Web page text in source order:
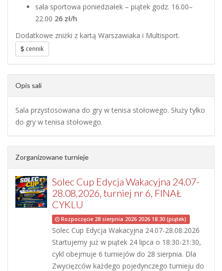
sala sportowa poniedziałek – piątek godz. 16.00–
22.00 26 zł/h
Dodatkowe zniżki z kartą Warszawiaka i Multisport.
cennik
Opis sali
Sala przystosowana do gry w tenisa stołowego. Służy tylko
do gry w tenisa stołowego.
Zorganizowane turnieje
Solec Cup Edycja Wakacyjna 24.07-
28.08.2026, turniej nr 6, FINAŁ
CYKLU
Rozpoczęcie 28 sierpnia 2026 2026 18:30 (piątek)
Solec Cup Edycja Wakacyjna 24.07-28.08.2026
Startujemy już w piątek 24 lipca o 18:30-21:30,
cykl obejmuje 6 turniejów do 28 sierpnia. Dla
Zwycięzców każdego pojedynczego turnieju do